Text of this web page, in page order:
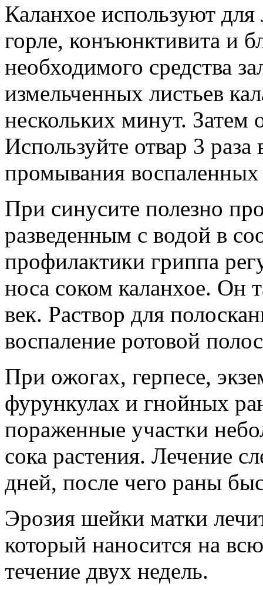
Каланхое используют для
горле, конъюнктивита и
необходимого средства
измельченных листьев
нескольких минут. Затем
Используйте отвар 3
промывания воспаленных
При синусите полезно
разведенным с водой в
профилактики гриппа
носа соком каланхое. Он
век. Раствор для
воспаление ротовой
При ожогах, герпесе,
фурункулах и гнойных
пораженные участки
сока растения. Лечение
дней, после чего раны
Эрозия шейки матки
который наносится на
течение двух недель.